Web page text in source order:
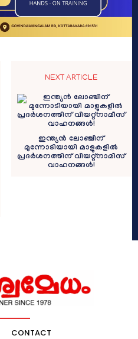
NEXT ARTICLE
ഇന്ത്യൻ ലോഞ്ചിന്
മുന്നോടിയായി മാളുകളിൽ
പ്രദർശനത്തിന് വിയറ്റ്‍നാമീസ്
വാഹനങ്ങൾ!
CONTACT